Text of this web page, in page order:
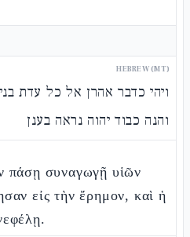
HEBREW (MT)
ויהי כדבר אהרן אל כל עדת
והנה כבוד יהוה נראה בענן
πάσῃ συναγωγῇ υἱῶν
εἰς τὴν ἔρημον, καὶ ἡ